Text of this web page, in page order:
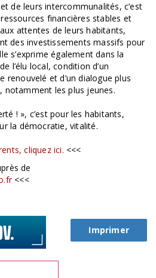
de leurs intercommunalités, c’est
financières stables et
attentes de leurs habitants,
des investissements massifs pour
s’exprime également dans la
l’élu local, condition d’un
renouvelé et d’un dialogue plus
notamment les plus jeunes.
! », c’est pour les habitants,
la démocratie, vitalité.
cliquez ici. <<<
de
<<<
Imprimer